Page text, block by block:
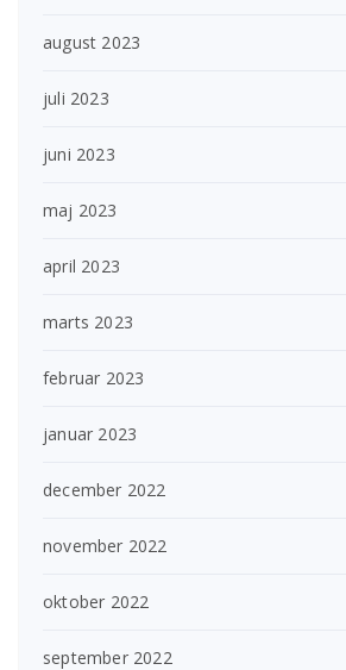
august 2023
juli 2023
juni 2023
maj 2023
april 2023
marts 2023
februar 2023
januar 2023
december 2022
november 2022
oktober 2022
september 2022